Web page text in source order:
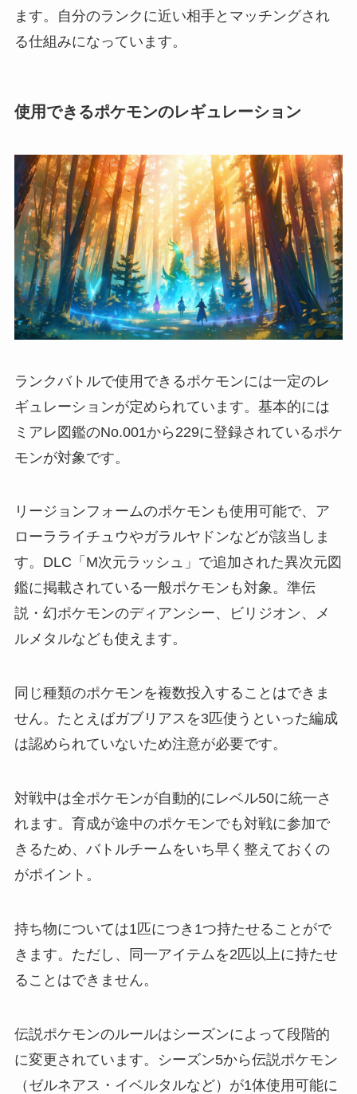
ます。自分のランクに近い相手とマッチングされ
る仕組みになっています。
使用できるポケモンのレギュレーション
ランクバトルで使用できるポケモンには一定のレ
ギュレーションが定められています。基本的には
ミアレ図鑑のNo.001から229に登録されているポケ
モンが対象です。
リージョンフォームのポケモンも使用可能で、ア
ローラライチュウやガラルヤドンなどが該当しま
す。DLC「M次元ラッシュ」で追加された異次元図
鑑に掲載されている一般ポケモンも対象。準伝
説・幻ポケモンのディアンシー、ビリジオン、メ
ルメタルなども使えます。
同じ種類のポケモンを複数投入することはできま
せん。たとえばガブリアスを3匹使うといった編成
は認められていないため注意が必要です。
対戦中は全ポケモンが自動的にレベル50に統一さ
れます。育成が途中のポケモンでも対戦に参加で
きるため、バトルチームをいち早く整えておくの
がポイント。
持ち物については1匹につき1つ持たせることがで
きます。ただし、同一アイテムを2匹以上に持たせ
ることはできません。
伝説ポケモンのルールはシーズンによって段階的
に変更されています。シーズン5から伝説ポケモン
（ゼルネアス・イベルタルなど）が1体使用可能に